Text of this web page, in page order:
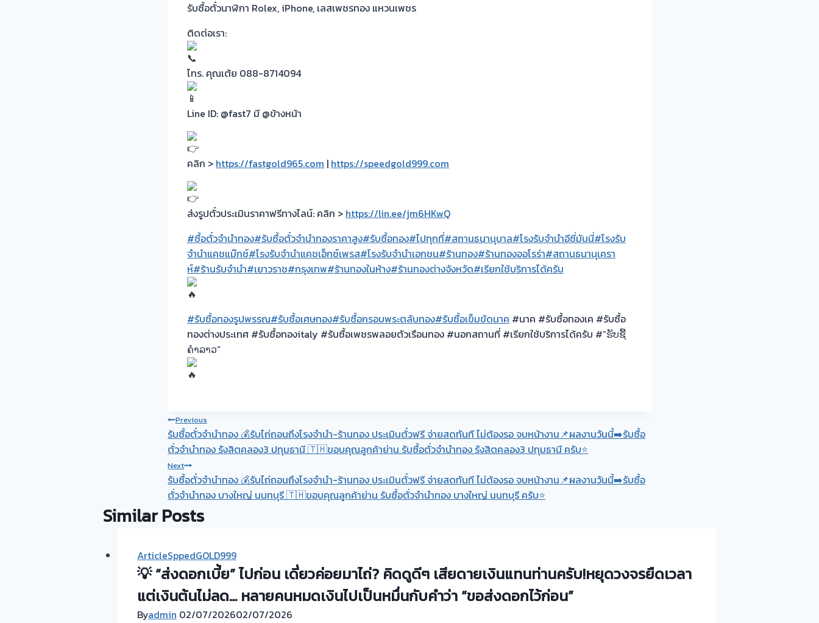
รับซื้อตั๋วนาฬิกา Rolex, iPhone, เลสเพชรทอง แหวนเพชร
ติดต่อเรา:
โทร. คุณเต้ย 088-8714094
Line ID: @fast7 มี @ข้างหน้า
คลิก > https://fastgold965.com | https://speedgold999.com
ส่งรูปตั๋วประเมินราคาฟรีทางไลน์: คลิก > https://lin.ee/jm6HKwQ
#ซื้อตั๋วจำนำทอง#รับซื้อตั๋วจำนำทองราคาสูง#รับซื้อทอง#ไปทุกที่#สถานธนานุบาล#โรงรับจำนำอีซี่มันนี่#โรงรับ
จำนำแคชแม๊กซ์#โรงรับจำนำแคชเอ็กซ์เพรส#โรงรับจำนำเอกชน#ร้านทอง#ร้านทองออโรร่า#สถานธนานุเครา
ห์#ร้านรับจำนำ#เยาวราช#กรุงเทพ#ร้านทองในห้าง#ร้านทองต่างจังหวัด#เรียกใช้บริการได้ครับ
#รับซื้อทองรูปพรรณ#รับซื้อเศษทอง#รับซื้อกรอบพระตลับทอง#รับซื้อเข็มขัดนาค #นาค #รับซื้อทองเค #รับซื้อ
ทองต่างประเทศ #รับซื้อทองitaly #รับซื้อเพชรพลอยตัวเรือนทอง #นอกสถานที่ #เรียกใช้บริการได้ครับ #“ຮັບຊື້
ຄຳລາວ”
Post
navigation
Previous
รับซื้อตั๋วจำนำทอง 💰รับไถ่ถอนถึงโรงจำนำ-ร้านทอง ประเมินตั๋วฟรี จ่ายสดทันที ไม่ต้องรอ จบหน้างาน📌ผลงานวันนี้➡️รับซื้อ
ตั่วจำนำทอง รังสิตคลอง3 ปทุมธานี 🇹🇭ขอบคุณลูกค้าย่าน รับซื้อตั่วจำนำทอง รังสิตคลอง3 ปทุมธานี ครับ⭐
Next
รับซื้อตั๋วจำนำทอง 💰รับไถ่ถอนถึงโรงจำนำ-ร้านทอง ประเมินตั๋วฟรี จ่ายสดทันที ไม่ต้องรอ จบหน้างาน📌ผลงานวันนี้➡️รับซื้อ
ตั่วจำนำทอง บางใหญ่ นนทบุรี 🇹🇭ขอบคุณลูกค้าย่าน รับซื้อตั่วจำนำทอง บางใหญ่ นนทบุรี ครับ⭐
Similar Posts
ArticleSppedGOLD999
💡 “ส่งดอกเบี้ย” ไปก่อน เดี่ยวค่อยมาไถ่? คิดดูดีๆ เสียดายเงินแทนท่านครับ!หยุดวงจรยืดเวลา
แต่เงินต้นไม่ลด… หลายคนหมดเงินไปเป็นหมื่นกับคำว่า “ขอส่งดอกไว้ก่อน”
Byadmin 02/07/202602/07/2026